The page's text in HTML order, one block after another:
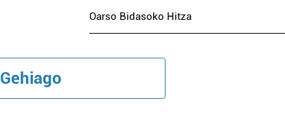
Oarso Bidasoko Hitza
Gehiago